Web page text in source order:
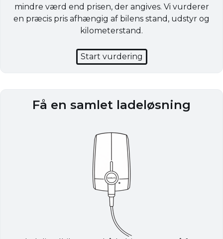
mindre værd end prisen, der angives. Vi vurderer
en præcis pris afhængig af bilens stand, udstyr og
kilometerstand.
Start vurdering
Få en samlet ladeløsning